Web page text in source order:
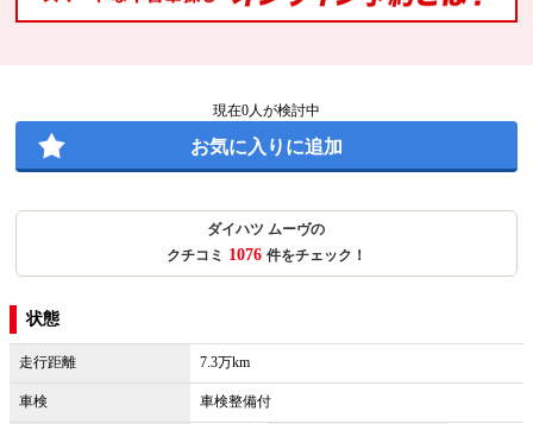
現在0人が検討中
お気に入りに追加
ダイハツ ムーヴの
クチコミ 1076 件をチェック！
状態
走行距離 7.3万km
車検 車検整備付